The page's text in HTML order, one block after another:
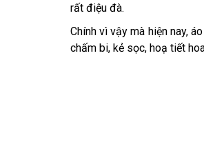
rất điệu đà.
Chính vì vậy mà hiện nay,
chấm bi, kẻ sọc, hoạ tiết